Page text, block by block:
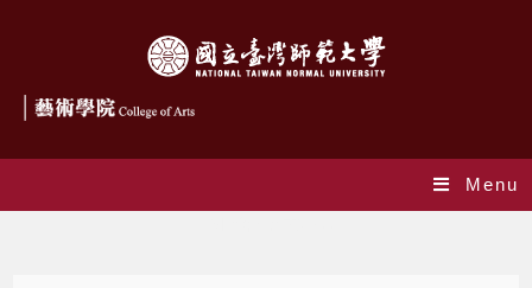
Menu